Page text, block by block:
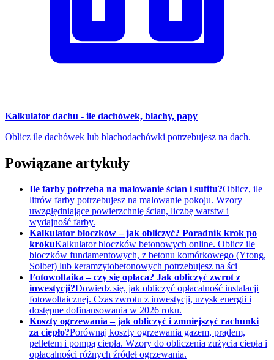
Kalkulator dachu - ile dachówek, blachy, papy
Oblicz ile dachówek lub blachodachówki potrzebujesz na dach.
Powiązane artykuły
Ile farby potrzeba na malowanie ścian i sufitu?Oblicz, ile
litrów farby potrzebujesz na malowanie pokoju. Wzory
uwzględniające powierzchnię ścian, liczbę warstw i
wydajność farby.
Kalkulator bloczków – jak obliczyć? Poradnik krok po
krokuKalkulator bloczków betonowych online. Oblicz ile
bloczków fundamentowych, z betonu komórkowego (Ytong,
Solbet) lub keramzytobetonowych potrzebujesz na ści
Fotowoltaika – czy się opłaca? Jak obliczyć zwrot z
inwestycji?Dowiedz się, jak obliczyć opłacalność instalacji
fotowoltaicznej. Czas zwrotu z inwestycji, uzysk energii i
dostępne dofinansowania w 2026 roku.
Koszty ogrzewania – jak obliczyć i zmniejszyć rachunki
za ciepło?Porównaj koszty ogrzewania gazem, prądem,
pelletem i pompą ciepła. Wzory do obliczenia zużycia ciepła i
opłacalności różnych źródeł ogrzewania.